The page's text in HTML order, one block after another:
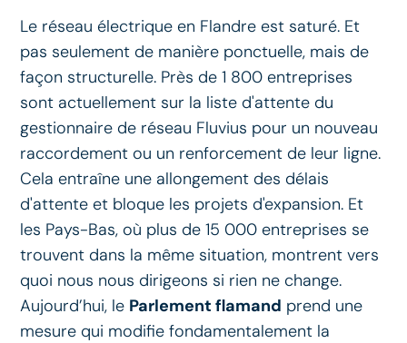
Le réseau électrique en Flandre est saturé. Et
pas seulement de manière ponctuelle, mais de
façon structurelle. Près de 1 800 entreprises
sont actuellement sur la liste d'attente du
gestionnaire de réseau Fluvius pour un nouveau
raccordement ou un renforcement de leur ligne.
Cela entraîne une allongement des délais
d'attente et bloque les projets d'expansion. Et
les Pays-Bas, où plus de 15 000 entreprises se
trouvent dans la même situation, montrent vers
quoi nous nous dirigeons si rien ne change.
Aujourd’hui, le Parlement flamand prend une
mesure qui modifie fondamentalement la